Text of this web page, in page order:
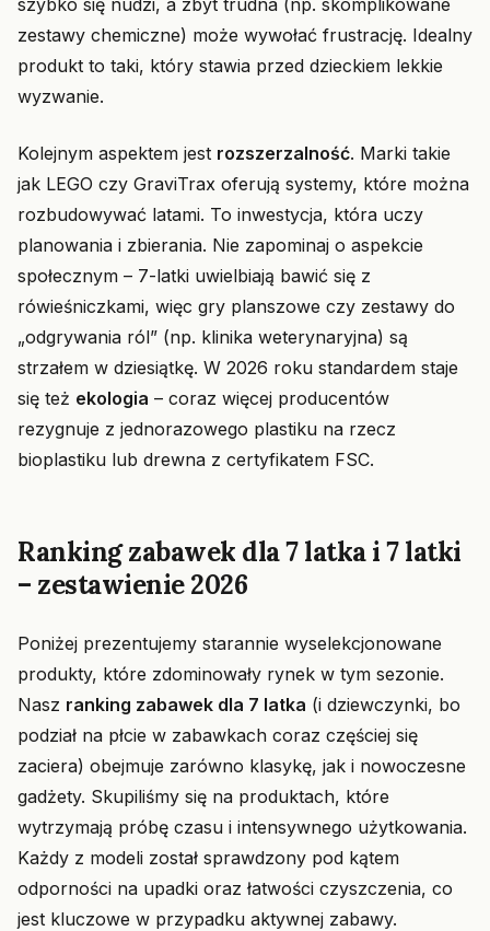
szybko się nudzi, a zbyt trudna (np. skomplikowane
zestawy chemiczne) może wywołać frustrację. Idealny
produkt to taki, który stawia przed dzieckiem lekkie
wyzwanie.
Kolejnym aspektem jest rozszerzalność. Marki takie
jak LEGO czy GraviTrax oferują systemy, które można
rozbudowywać latami. To inwestycja, która uczy
planowania i zbierania. Nie zapominaj o aspekcie
społecznym – 7-latki uwielbiają bawić się z
rówieśniczkami, więc gry planszowe czy zestawy do
„odgrywania ról” (np. klinika weterynaryjna) są
strzałem w dziesiątkę. W 2026 roku standardem staje
się też ekologia – coraz więcej producentów
rezygnuje z jednorazowego plastiku na rzecz
bioplastiku lub drewna z certyfikatem FSC.
Ranking zabawek dla 7 latka i 7 latki
– zestawienie 2026
Poniżej prezentujemy starannie wyselekcjonowane
produkty, które zdominowały rynek w tym sezonie.
Nasz ranking zabawek dla 7 latka (i dziewczynki, bo
podział na płcie w zabawkach coraz częściej się
zaciera) obejmuje zarówno klasykę, jak i nowoczesne
gadżety. Skupiliśmy się na produktach, które
wytrzymają próbę czasu i intensywnego użytkowania.
Każdy z modeli został sprawdzony pod kątem
odporności na upadki oraz łatwości czyszczenia, co
jest kluczowe w przypadku aktywnej zabawy.